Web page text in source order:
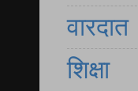
वारदात
शिक्षा